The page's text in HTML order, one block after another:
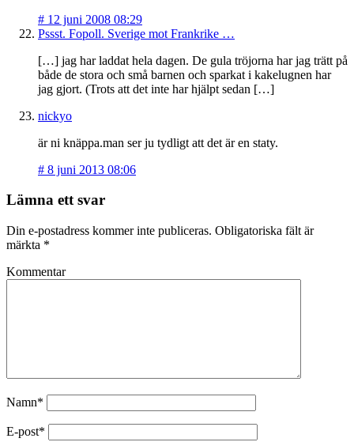
# 12 juni 2008 08:29
Pssst. Fopoll. Sverige mot Frankrike …
[…] jag har laddat hela dagen. De gula tröjorna har jag trätt på
både de stora och små barnen och sparkat i kakelugnen har
jag gjort. (Trots att det inte har hjälpt sedan […]
nickyo
är ni knäppa.man ser ju tydligt att det är en staty.
# 8 juni 2013 08:06
Lämna ett svar
Din e-postadress kommer inte publiceras. Obligatoriska fält är
märkta *
Kommentar
Namn*
E-post*